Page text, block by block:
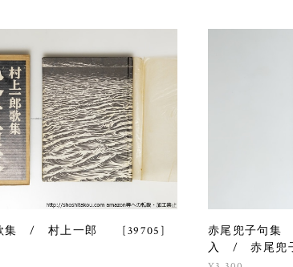
集 / 村上一郎 [39705]
赤尾兜子句集
入 / 赤尾兜